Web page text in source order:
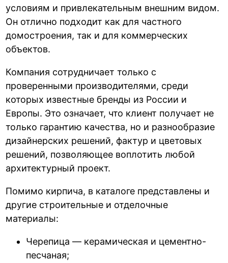
условиям и привлекательным внешним видом.
Он отлично подходит как для частного
домостроения, так и для коммерческих
объектов.
Компания сотрудничает только с
проверенными производителями, среди
которых известные бренды из России и
Европы. Это означает, что клиент получает не
только гарантию качества, но и разнообразие
дизайнерских решений, фактур и цветовых
решений, позволяющее воплотить любой
архитектурный проект.
Помимо кирпича, в каталоге представлены и
другие строительные и отделочные
материалы:
Черепица — керамическая и цементно-
песчаная;